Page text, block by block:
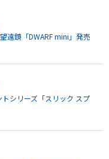
遠鏡「DWARF mini」発売
シリーズ「スリック スプ